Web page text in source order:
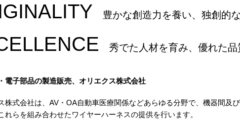
豊かな創造力を養い、独創的
秀でた人材を育み、優れた品
電子部品の製造販売、オリエクス株式会社
株式会社は、AV・OA自動車医療関係などあらゆる分野で、機器間及
れらを組み合わせたワイヤーハーネスの提供を行います。